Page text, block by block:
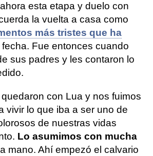
esta etapa y duelo con
la vuelta a casa como
más tristes que ha
fecha. Fue entonces cuando
sus padres y les contaron lo
con Lua y nos fuimos
vivir lo que iba a ser uno de
de nuestras vidas
Lo asumimos con mucha
mano. Ahí empezó el calvario